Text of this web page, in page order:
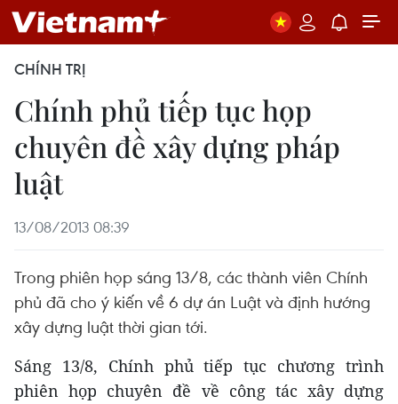
CHÍNH TRỊ
Chính phủ tiếp tục họp
chuyên đề xây dựng pháp
luật
13/08/2013 08:39
Trong phiên họp sáng 13/8, các thành viên Chính
phủ đã cho ý kiến về 6 dự án Luật và định hướng
xây dựng luật thời gian tới.
Sáng 13/8, Chính phủ tiếp tục chương trình
phiên họp chuyên đề về công tác xây dựng